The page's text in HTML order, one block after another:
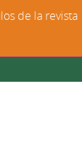
de la revista